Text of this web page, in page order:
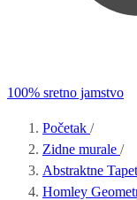
100% sretno jamstvo
Početak /
Zidne murale /
Abstraktne
Homley